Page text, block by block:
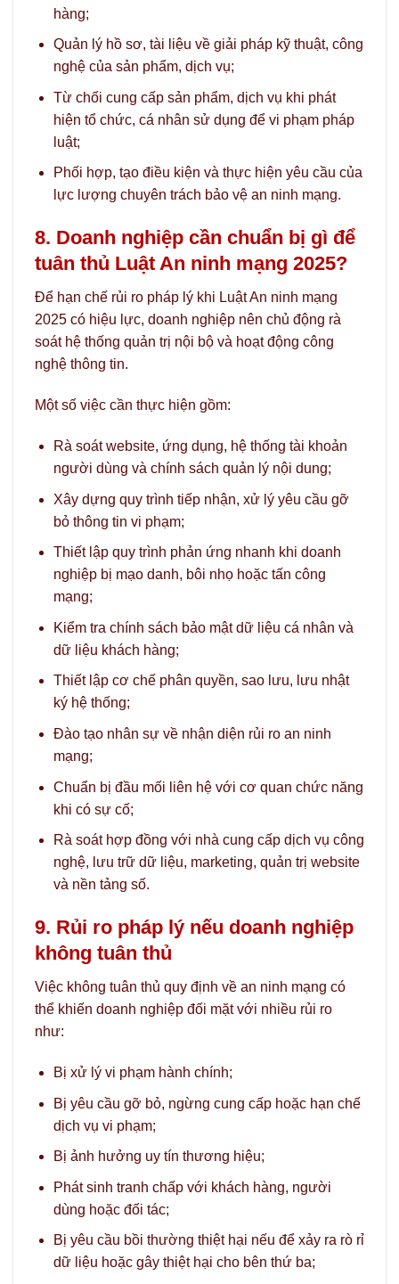
hàng;
Quản lý hồ sơ, tài liệu về giải pháp kỹ thuật, công
nghệ của sản phẩm, dịch vụ;
Từ chối cung cấp sản phẩm, dịch vụ khi phát
hiện tổ chức, cá nhân sử dụng để vi phạm pháp
luật;
Phối hợp, tạo điều kiện và thực hiện yêu cầu của
lực lượng chuyên trách bảo vệ an ninh mạng.
8. Doanh nghiệp cần chuẩn bị gì để
tuân thủ Luật An ninh mạng 2025?
Để hạn chế rủi ro pháp lý khi Luật An ninh mạng
2025 có hiệu lực, doanh nghiệp nên chủ động rà
soát hệ thống quản trị nội bộ và hoạt động công
nghệ thông tin.
Một số việc cần thực hiện gồm:
Rà soát website, ứng dụng, hệ thống tài khoản
người dùng và chính sách quản lý nội dung;
Xây dựng quy trình tiếp nhận, xử lý yêu cầu gỡ
bỏ thông tin vi phạm;
Thiết lập quy trình phản ứng nhanh khi doanh
nghiệp bị mạo danh, bôi nhọ hoặc tấn công
mạng;
Kiểm tra chính sách bảo mật dữ liệu cá nhân và
dữ liệu khách hàng;
Thiết lập cơ chế phân quyền, sao lưu, lưu nhật
ký hệ thống;
Đào tạo nhân sự về nhận diện rủi ro an ninh
mạng;
Chuẩn bị đầu mối liên hệ với cơ quan chức năng
khi có sự cố;
Rà soát hợp đồng với nhà cung cấp dịch vụ công
nghệ, lưu trữ dữ liệu, marketing, quản trị website
và nền tảng số.
9. Rủi ro pháp lý nếu doanh nghiệp
không tuân thủ
Việc không tuân thủ quy định về an ninh mạng có
thể khiến doanh nghiệp đối mặt với nhiều rủi ro
như:
Bị xử lý vi phạm hành chính;
Bị yêu cầu gỡ bỏ, ngừng cung cấp hoặc hạn chế
dịch vụ vi phạm;
Bị ảnh hưởng uy tín thương hiệu;
Phát sinh tranh chấp với khách hàng, người
dùng hoặc đối tác;
Bị yêu cầu bồi thường thiệt hại nếu để xảy ra rò rỉ
dữ liệu hoặc gây thiệt hại cho bên thứ ba;